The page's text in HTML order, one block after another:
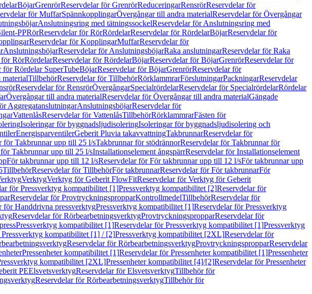
BöjarGrenrörReservdelar för GrenrörReduceringarRensrörReservdelar för
för MuffarSpännkopplingarÖvergångar till andra materialReservdelar för Övergångar
Anslutningsring med tätningssockelReservdelar för Anslutningsring med
PPRörReservdelar för RörRördelarReservdelar för RördelarBöjarReservdelar för
Reservdelar för KopplingarMuffarReservdelar för
AnslutningsböjarReservdelar för AnslutningsböjarRaka anslutningarReservdelar för Raka
för RörRördelarReservdelar för RördelarBöjarReservdelar för BöjarGrenrörReservdelar för
för Rördelar SuperTubeBöjarReservdelar för BöjarGrenrörReservdelar för
TillbehörReservdelar för TillbehörRörklammrarFörslutningarPackningarReservdelar
Reservdelar för RensrörÖvergångarSpecialrördelarReservdelar för SpecialrördelarRördelar
Övergångar till andra materialReservdelar för Övergångar till andra materialGängade
AggregatanslutningarAnslutningsböjarReservdelar för
VattenlåsReservdelar för VattenlåsTillbehörRörklammrarFästen för
Isoleringar för byggnadsljudisoleringIsoleringar för byggnadsljudisolering och
EnergisparventilerGeberit Pluvia takavvattningTakbrunnarReservdelar för
för Takbrunnar upp till 25 l/sTakbrunnar för stödrännorReservdelar för Takbrunnar för
Takbrunnar upp till 25 l/sInstallationselement ångspärrReservdelar för Installationselement
För takbrunnar upp till 12 l/sReservdelar för För takbrunnar upp till 12 l/sFör takbrunnar upp
TillbehörReservdelar för TillbehörFör takbrunnarReservdelar för För takbrunnarFör
VerktygVerktyg för Geberit FlowFitReservdelar för Verktyg för Geberit
för Pressverktyg kompatibilitet [1]Pressverktyg kompatibilitet [2]Reservdelar för
Reservdelar för ProvtryckningspropparKontrollmedelTillbehörReservdelar för
för Handdrivna pressverktygPressverktyg kompatibilitet [1]Reservdelar för Pressverktyg
Reservdelar för RörbearbetningsverktygProvtryckningspropparReservdelar för
Pressverktyg kompatibilitet [1]Reservdelar för Pressverktyg kompatibilitet [1]Pressverktyg
Pressverktyg kompatibilitet [1] / [2]Pressverktyg kompatibilitet [2XL]Reservdelar för
Reservdelar för RörbearbetningsverktygProvtryckningspropparReservdelar
Pressenheter kompatibilitet [1]Reservdelar för Pressenheter kompatibilitet [1]Pressenheter
kompatibilitet [2XL]Pressenheter kompatibilitet [4]/[2]Reservdelar för Pressenheter
PEElsvetsverktygReservdelar för ElsvetsverktygTillbehör för
Reservdelar för RörbearbetningsverktygTillbehör för